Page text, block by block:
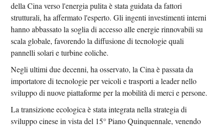
della Cina verso l'energia pulita è stata guidata da fattori
strutturali, ha affermato l'esperto. Gli ingenti investimenti interni
hanno abbassato la soglia di accesso alle energie rinnovabili su
scala globale, favorendo la diffusione di tecnologie quali
pannelli solari e turbine eoliche.
Negli ultimi due decenni, ha osservato, la Cina è passata da
importatore di tecnologie per veicoli e trasporti a leader nello
sviluppo di nuove piattaforme per la mobilità di merci e persone.
La transizione ecologica è stata integrata nella strategia di
sviluppo cinese in vista del 15° Piano Quinquennale, venendo